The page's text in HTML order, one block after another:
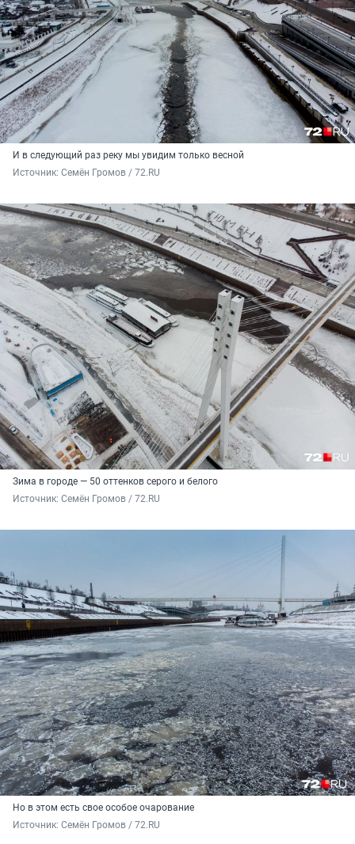
И в следующий раз реку мы увидим только весной
Источник: Семён Громов / 72.RU
Зима в городе — 50 оттенков серого и белого
Источник: Семён Громов / 72.RU
Но в этом есть свое особое очарование
Источник: Семён Громов / 72.RU